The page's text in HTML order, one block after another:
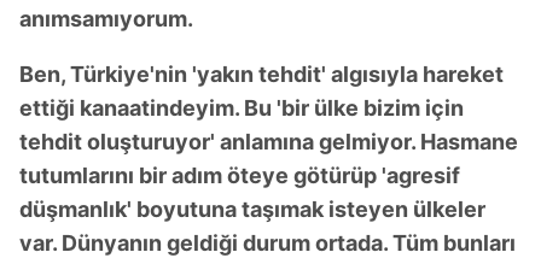
anımsamıyorum.
Ben, Türkiye'nin 'yakın tehdit' algısıyla hareket
ettiği kanaatindeyim. Bu 'bir ülke bizim için
tehdit oluşturuyor' anlamına gelmiyor. Hasmane
tutumlarını bir adım öteye götürüp 'agresif
düşmanlık' boyutuna taşımak isteyen ülkeler
var. Dünyanın geldiği durum ortada. Tüm bunları